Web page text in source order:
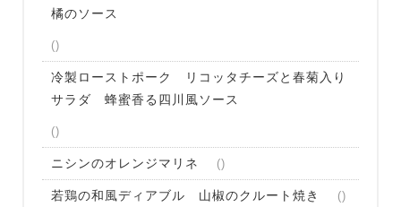
橘のソース
冷製ローストポーク リコッタチーズと春菊入り
サラダ 蜂蜜香る四川風ソース
ニシンのオレンジマリネ
若鶏の和風ディアブル 山椒のクルート焼き